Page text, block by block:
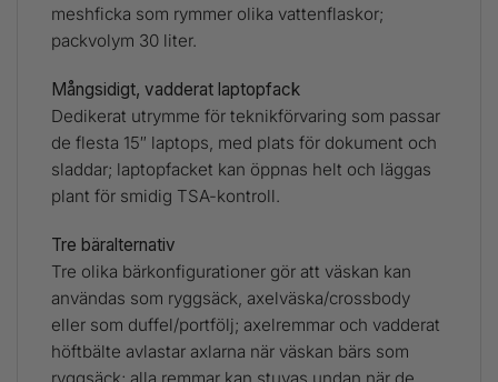
meshficka som rymmer olika vattenflaskor;
packvolym 30 liter.
Mångsidigt, vadderat laptopfack
Dedikerat utrymme för teknikförvaring som passar
de flesta 15″ laptops, med plats för dokument och
sladdar; laptopfacket kan öppnas helt och läggas
plant för smidig TSA-kontroll.
Tre bäralternativ
Tre olika bärkonfigurationer gör att väskan kan
användas som ryggsäck, axelväska/crossbody
eller som duffel/portfölj; axelremmar och vadderat
höftbälte avlastar axlarna när väskan bärs som
ryggsäck; alla remmar kan stuvas undan när de